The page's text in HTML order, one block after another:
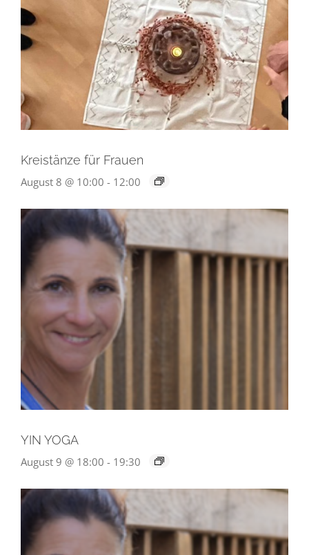
Kreistänze für Frauen
August 8 @ 10:00 - 12:00
YIN YOGA
August 9 @ 18:00 - 19:30